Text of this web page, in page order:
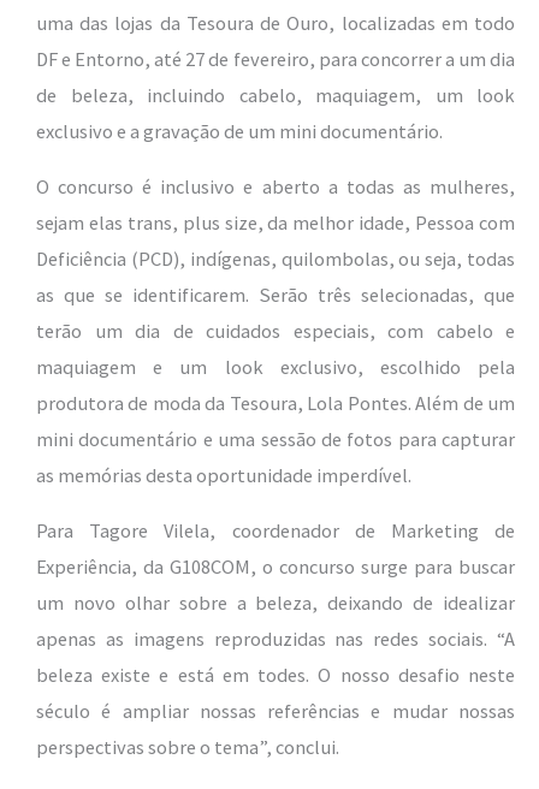
uma das lojas da Tesoura de Ouro, localizadas em todo
DF e Entorno, até 27 de fevereiro, para concorrer a um dia
de beleza, incluindo cabelo, maquiagem, um look
exclusivo e a gravação de um mini documentário.
O concurso é inclusivo e aberto a todas as mulheres,
sejam elas trans, plus size, da melhor idade, Pessoa com
Deficiência (PCD), indígenas, quilombolas, ou seja, todas
as que se identificarem. Serão três selecionadas, que
terão um dia de cuidados especiais, com cabelo e
maquiagem e um look exclusivo, escolhido pela
produtora de moda da Tesoura, Lola Pontes. Além de um
mini documentário e uma sessão de fotos para capturar
as memórias desta oportunidade imperdível.
Para Tagore Vilela, coordenador de Marketing de
Experiência, da G108COM, o concurso surge para buscar
um novo olhar sobre a beleza, deixando de idealizar
apenas as imagens reproduzidas nas redes sociais. “A
beleza existe e está em todes. O nosso desafio neste
século é ampliar nossas referências e mudar nossas
perspectivas sobre o tema”, conclui.